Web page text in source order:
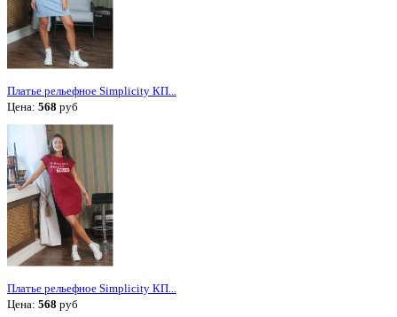
Платье рельефное Simplicity КП...
Цена: 568 руб
Платье рельефное Simplicity КП...
Цена: 568 руб